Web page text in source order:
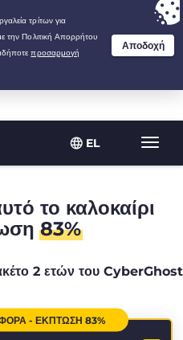
EL
years at $
το καλοκαίρι
83%
2 ετών του CyberGhost
- ΈΚΠΤΩΣΗ 83%